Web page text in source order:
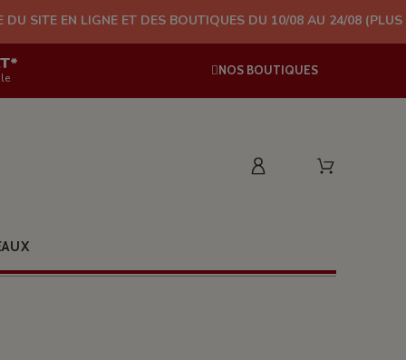
ET DES BOUTIQUES DU 10/08 AU 24/08 (PLUS
NOS BOUTIQUES